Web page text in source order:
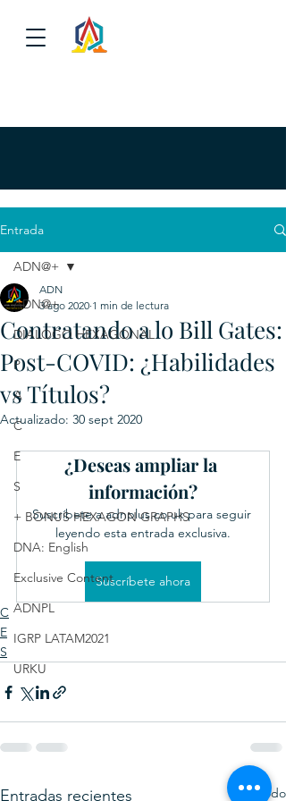
Entrada
ADN@+
DIALOGO HEXAGONAL
P
A
C
E
S
+ BONUS HEXAGON GRAPHS
DNA: English
Exclusive Content
ADNPL
IGRP LATAM2021
URKU
ADN@+
Contratando a lo Bill Gates:
Post-COVID: ¿Habilidades
vs Títulos?
ADN
3 ago 2020 1 min de lectura
Actualizado: 30 sept 2020
¿Deseas ampliar la
información?
Suscríbete a adnplus.co.uk para seguir
leyendo esta entrada exclusiva.
Suscríbete ahora
C
E
S
Entradas recientes Ver todo